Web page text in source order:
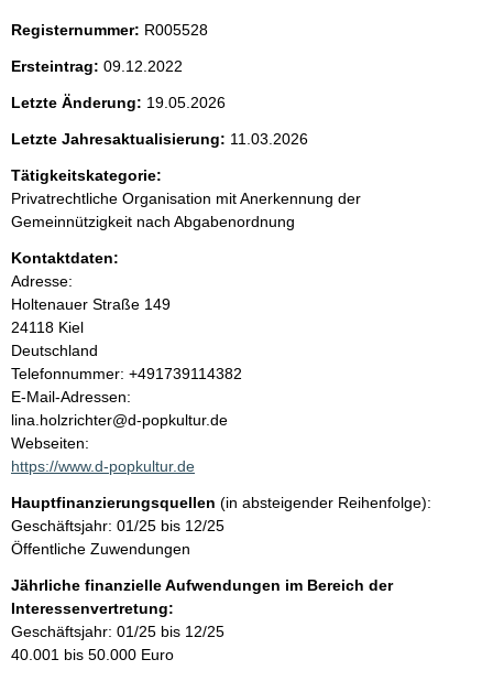
i
t
e
n
i
n
h
a
l
t
Registernummer: R005528
Ersteintrag: 09.12.2022
Letzte Änderung: 19.05.2026
Letzte Jahresaktualisierung: 11.03.2026
Tätigkeitskategorie:
Privatrechtliche Organisation mit Anerkennung der
Gemeinnützigkeit nach Abgabenordnung
Kontaktdaten:
Adresse:
Holtenauer Straße 149
24118 Kiel
Deutschland
K
o
n
t
a
t
i
n
f
o
r
m
Telefonnummer: +491739114382
E-Mail-Adressen:
lina.holzrichter@d-popkultur.de
Webseiten:
https://www.d-popkultur.de
Hauptfinanzierungsquellen (in absteigender Reihenfolge):
Geschäftsjahr: 01/25 bis 12/25
Öffentliche Zuwendungen
Jährliche finanzielle Aufwendungen im Bereich der
Interessenvertretung:
Geschäftsjahr: 01/25 bis 12/25
40.001 bis 50.000 Euro